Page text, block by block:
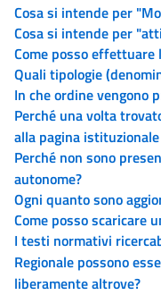
Cosa si intende per
Cosa si intende per
Come posso effettuare
Quali tipologie
In che ordine vengono
Perché una volta
alla pagina
Perché non sono
autonome?
Ogni quanto sono
Come posso scaricare
I testi normativi
Regionale possono
liberamente altrove?